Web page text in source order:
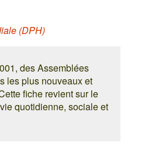
(DPH)
des Assemblées
les plus nouveaux et
fiche revient sur le
quotidienne, sociale et